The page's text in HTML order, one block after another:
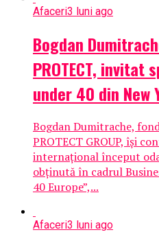
Afaceri3 luni ago
Bogdan
PROTECT, invitat
under 40 din New
Bogdan Dumitrache,
PROTECT GROUP, își
internațional început
obținută în cadrul
40 Europe”,...
Afaceri3 luni ago